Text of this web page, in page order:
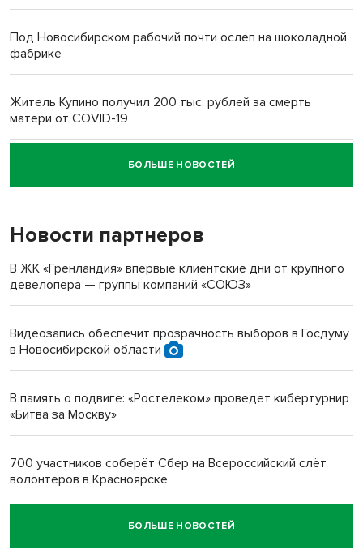
Под Новосибирском рабочий почти ослеп на шоколадной
фабрике
Житель Купино получил 200 тыс. рублей за смерть
матери от COVID-19
Новосибирский суд наказал водителя за смерть
пенсионерки на вокзале
«Мы живём на пастбище!»: в новосибирском селе лошади
терроризируют жителей
Новосибирский преподаватель с женой вошли в топ-16
БОЛЬШЕ НОВОСТЕЙ
Новости партнеров
В ЖК «Гренландия» впервые клиентские дни от крупного
девелопера — группы компаний «СОЮЗ»
Видеозапись обеспечит прозрачность выборов в Госдуму
в Новосибирской области
В память о подвиге: «Ростелеком» проведет кибертурнир
«Битва за Москву»
700 участников соберёт Сбер на Всероссийский слёт
волонтёров в Красноярске
Честный выбор: видеонаблюдение обеспечит
объективность результатов ЕДГ в Новосибирской
БОЛЬШЕ НОВОСТЕЙ